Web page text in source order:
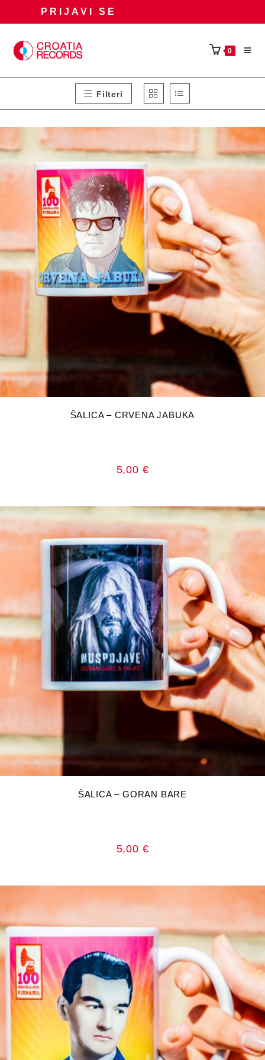
PRIJAVI SE
0
Filteri
ŠALICA – CRVENA JABUKA
5,00 €
DODAJ U KOŠARICU
ŠALICA – GORAN BARE
5,00 €